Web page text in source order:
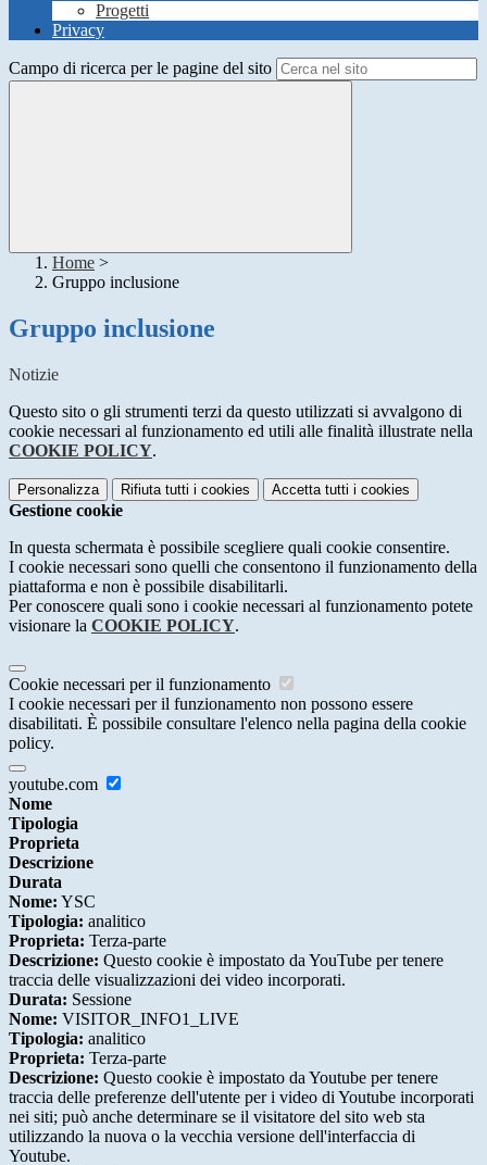
Progetti
Privacy
Campo di ricerca per le pagine del sito
Home >
Gruppo inclusione
Gruppo inclusione
Notizie
Questo sito o gli strumenti terzi da questo utilizzati si avvalgono di
cookie necessari al funzionamento ed utili alle finalità illustrate nella
COOKIE POLICY.
Personalizza Rifiuta tutti i cookies Accetta tutti i cookies
Gestione cookie
In questa schermata è possibile scegliere quali cookie consentire.
I cookie necessari sono quelli che consentono il funzionamento della
piattaforma e non è possibile disabilitarli.
Per conoscere quali sono i cookie necessari al funzionamento potete
visionare la COOKIE POLICY.
Cookie necessari per il funzionamento
I cookie necessari per il funzionamento non possono essere
disabilitati. È possibile consultare l'elenco nella pagina della cookie
policy.
youtube.com
Nome
Tipologia
Proprieta
Descrizione
Durata
Nome: YSC
Tipologia: analitico
Proprieta: Terza-parte
Descrizione: Questo cookie è impostato da YouTube per tenere
traccia delle visualizzazioni dei video incorporati.
Durata: Sessione
Nome: VISITOR_INFO1_LIVE
Tipologia: analitico
Proprieta: Terza-parte
Descrizione: Questo cookie è impostato da Youtube per tenere
traccia delle preferenze dell'utente per i video di Youtube incorporati
nei siti; può anche determinare se il visitatore del sito web sta
utilizzando la nuova o la vecchia versione dell'interfaccia di
Youtube.